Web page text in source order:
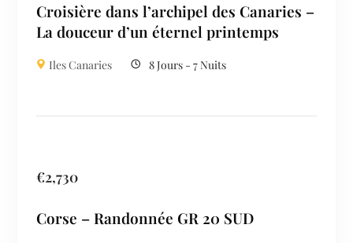
Croisière dans l’archipel des Canaries –
La douceur d’un éternel printemps
Iles Canaries 8 Jours - 7 Nuits
€2,730
Corse – Randonnée GR 20 SUD